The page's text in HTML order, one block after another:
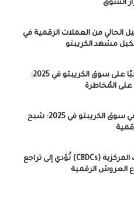
السوق
الحالي من العملات الرقمية في
الركود الاقتصادي العالمي يُؤثر سلبًا على سوق الكريبتو في 2025:
المُخاطرة
الاحتيال والاختراقات تُزعزع الثقة في سوق الكريبتو في 2025: شبح
منافسة العملات الرقمية للبنوك المركزية (CBDCs) تُؤدي إلى تراجع